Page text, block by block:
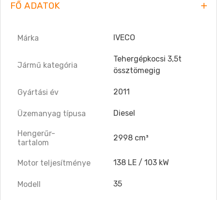
FŐ ADATOK
Márka IVECO
Jármű kategória
Tehergépkocsi 3,5t
össztömegig
Gyártási év 2011
Üzemanyag típusa Diesel
Hengerűr-
tartalom
2998 cm³
Motor teljesítménye 138 LE / 103 kW
Modell 35